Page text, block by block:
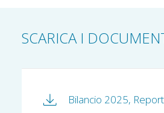
SCARICA I
Bilancio 2025,